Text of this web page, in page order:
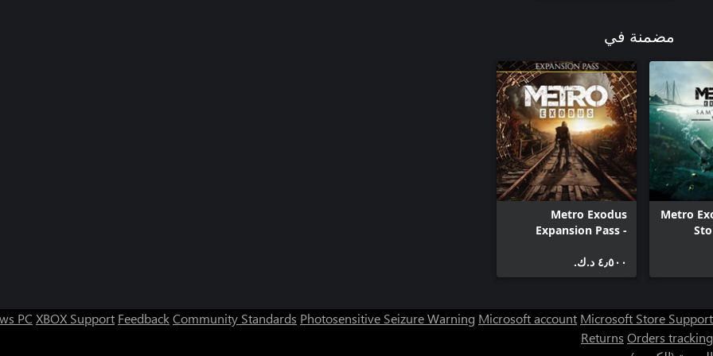
مضمنة في
Metro
Metro Exodus
Expansion Pass -
٤٫٥٠٠ د.ك.‏
PC XBOX Support FeedbackCommunity Standards Photosensitive Seizure Warning Microsoft account Microsoft Store Support
Returns Orders tracking